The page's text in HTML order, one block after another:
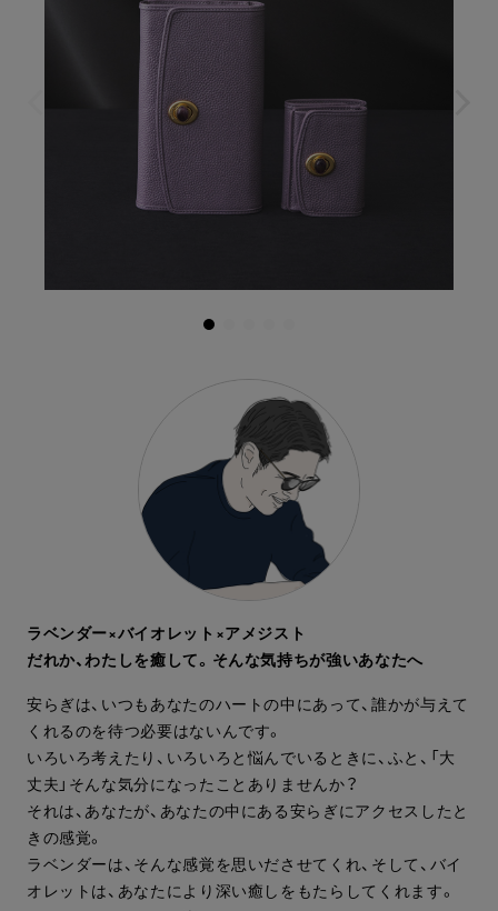
ラベンダー×バイオレット×アメジスト
だれか、わたしを癒して。そんな気持ちが強いあなたへ
安らぎは、いつもあなたのハートの中にあって、誰かが与えて
くれるのを待つ必要はないんです。
いろいろ考えたり、いろいろと悩んでいるときに、ふと、「大
丈夫」そんな気分になったことありませんか？
それは、あなたが、あなたの中にある安らぎにアクセスしたと
きの感覚。
ラベンダーは、そんな感覚を思いださせてくれ、そして、バイ
オレットは、あなたにより深い癒しをもたらしてくれます。